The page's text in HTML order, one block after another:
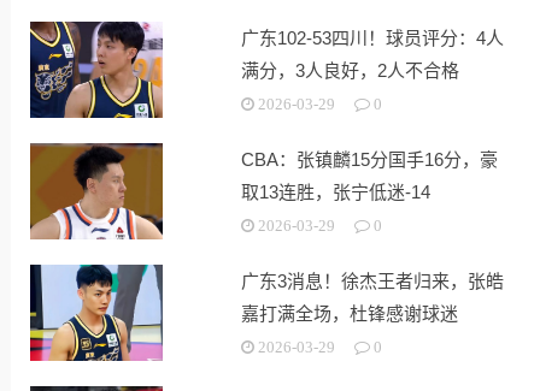
广东102-53四川！球员评分：4人
满分，3人良好，2人不合格
2026-03-29 0
CBA：张镇麟15分国手16分，豪
取13连胜，张宁低迷-14
2026-03-29 0
广东3消息！徐杰王者归来，张皓
嘉打满全场，杜锋感谢球迷
2026-03-29 0